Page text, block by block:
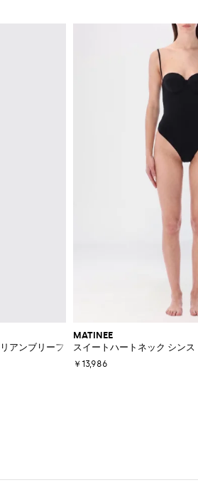
アンブリーフ
MATINEE
スイートハートネック シン
￥13,986